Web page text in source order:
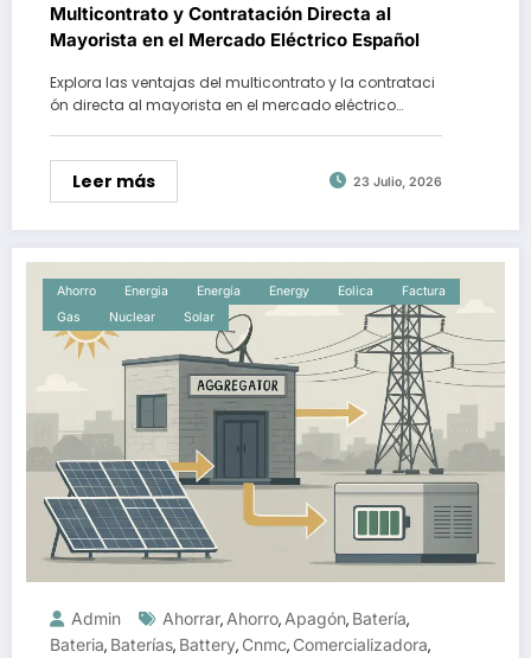
Multicontrato y Contratación Directa al
Mayorista en el Mercado Eléctrico Español
Explora las ventajas del multicontrato y la contrataci
ón directa al mayorista en el mercado eléctrico…
Leer más 23 Julio, 2026
Ahorro Energia Energía Energy Eolica
Factura
Gas
Nuclear Solar
Admin Ahorrar, Ahorro, Apagón, Batería,
Bateria, Baterías, Battery, Cnmc, Comercializadora,